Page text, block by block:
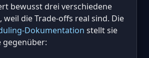
bewusst drei verschiedene
weil die Trade-offs real sind. Die
Dokumentation stellt sie
gegenüber: